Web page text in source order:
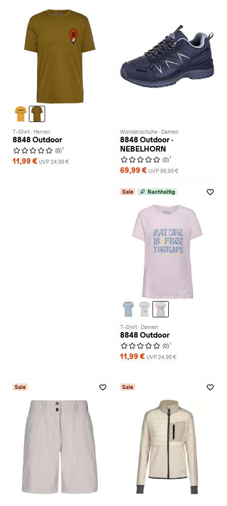
T-Shirt · Herren
8848 Outdoor
(0) 1
11,99 € UVP 24,99 €
Wanderschuhe · Damen
8848 Outdoor ·
NEBELHORN
(0) 1
69,99 € UVP 99,99 €
Sale Nachhaltig
T-Shirt · Damen
8848 Outdoor
(0) 1
11,99 € UVP 24,99 €
Sale Sale